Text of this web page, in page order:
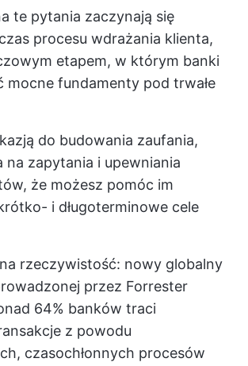
te pytania zaczynają się
procesu wdrażania klienta,
etapem, w którym banki
mocne fundamenty pod trwałe
do budowania zaufania,
na zapytania i upewniania
że możesz pomóc im
i długoterminowe cele
rzeczywistość: nowy globalny
przez Forrester
64% banków traci
z powodu
czasochłonnych procesów